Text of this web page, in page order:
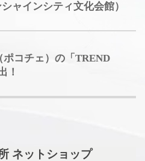
ャインシティ文化会館）
ポコチェ）の「TREND
！
ネットショップ